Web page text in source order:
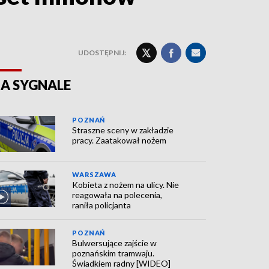
UDOSTĘPNIJ:
SYGNALE
POZNAŃ
Straszne sceny w zakładzie
pracy. Zaatakował nożem
WARSZAWA
Kobieta z nożem na ulicy. Nie
reagowała na polecenia,
raniła policjanta
POZNAŃ
Bulwersujące zajście w
poznańskim tramwaju.
Świadkiem radny [WIDEO]